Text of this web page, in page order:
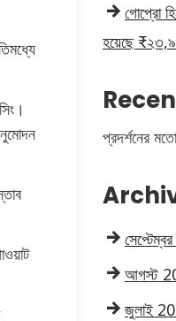
গোপ্রো
হয়েছে
প্রদর্শনের
আগস্ট
জুলাই